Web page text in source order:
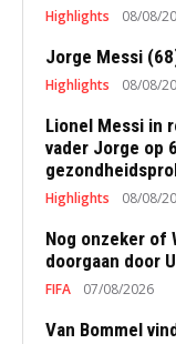
Highlights 08/08/
Jorge Messi
Highlights 08/08/
Lionel Messi in
vader Jorge op
Highlights 08/08/
Nog onzeker of
doorgaan door
FIFA 07/08/2026
Van Bommel